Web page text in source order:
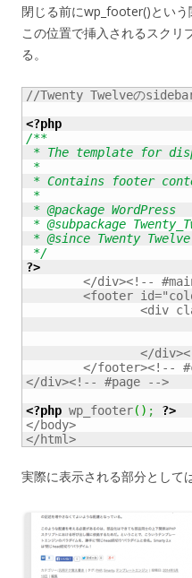
閉じる前にwp_footer()とい
この位置で挿入されるスクリ
る。
//Twenty Twelveの
<?php
/**
* The template for
*
* Contains footer
*
* @package WordPress
* @subpackage
* @since Twenty
*/
?>
</div><!-- #page -->
<?php wp_footer( ) ;
?>
</body>
</html>
実際に表示される部分として